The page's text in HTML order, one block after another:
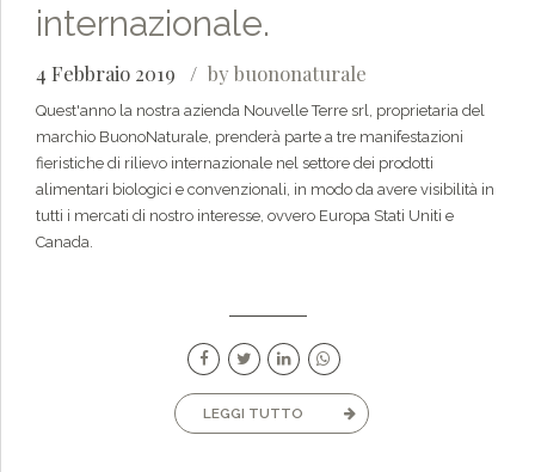
internazionale.
4 Febbraio 2019 by buononaturale
Quest'anno la nostra azienda Nouvelle Terre srl, proprietaria del
marchio BuonoNaturale, prenderà parte a tre manifestazioni
fieristiche di rilievo internazionale nel settore dei prodotti
alimentari biologici e convenzionali, in modo da avere visibilità in
tutti i mercati di nostro interesse, ovvero Europa Stati Uniti e
Canada.
LEGGI TUTTO